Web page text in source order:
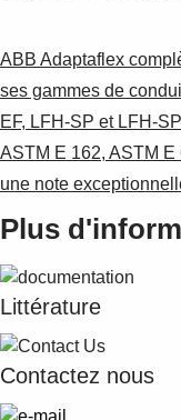
ABB Adaptaflex
ses gammes de
EF, LFH-SP et LFH-
ASTM E 162, ASTM
une note
Plus
Littérature
Contactez nous